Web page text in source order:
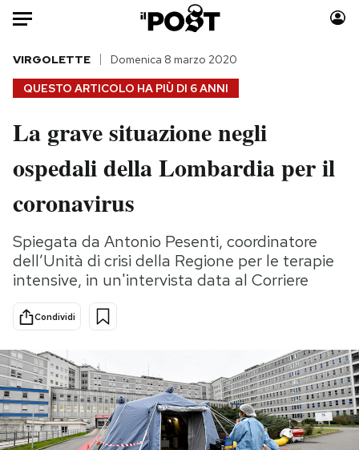
Auto
HOME
Italia
Politica
Tecnologia
Scienza
Cultura
Sport
Moda
Consumismi
Media
Europa
PODCAST
NEWSLETTER
QUESTO ARTICOLO HA PIÙ DI 6 ANNI
VIRGOLETTE Domenica 8 marzo 2020
La grave situazione negli
ospedali della Lombardia per il
coronavirus
Spiegata da Antonio Pesenti, coordinatore
dell’Unità di crisi della Regione per le terapie
intensive, in un'intervista data al Corriere
Condividi